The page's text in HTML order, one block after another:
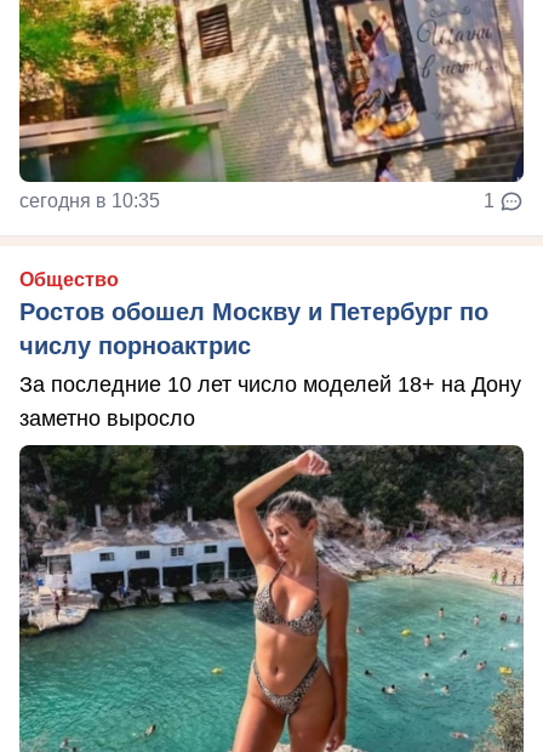
сегодня в 10:35 1
Общество
Ростов обошел Москву и Петербург по
числу порноактрис
За последние 10 лет число моделей 18+ на Дону
заметно выросло